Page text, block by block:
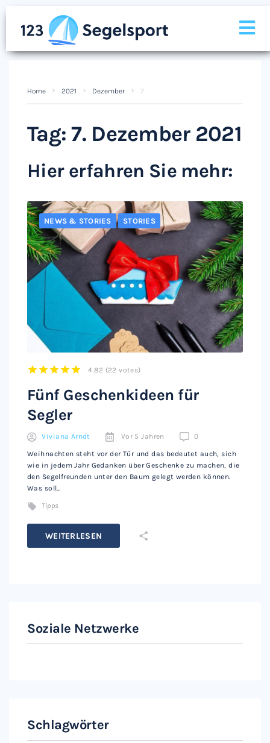
Home 2021 Dezember 7
Tag:7. Dezember 2021
Hier erfahren Sie mehr:
NEWS & STORIES STORIES
4.82 (22 votes)
Fünf Geschenkideen für
Segler
Viviana Arndt Vor 5 Jahren 0
Weihnachten steht vor der Tür und das bedeutet auch, sich
wie in jedem Jahr Gedanken über Geschenke zu machen, die
den Segelfreunden unter den Baum gelegt werden können.
Was soll…
Tipps
WEITERLESEN
Soziale Netzwerke
Schlagwörter